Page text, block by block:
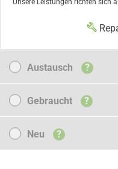
Unsere Leistungen richten sich
Austausch
Austausch ?
Gebraucht
Gebraucht ?
NeuNeu ?